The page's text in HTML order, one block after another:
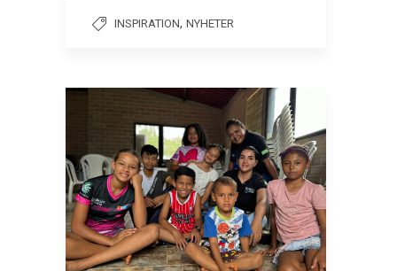
INSPIRATION, NYHETER